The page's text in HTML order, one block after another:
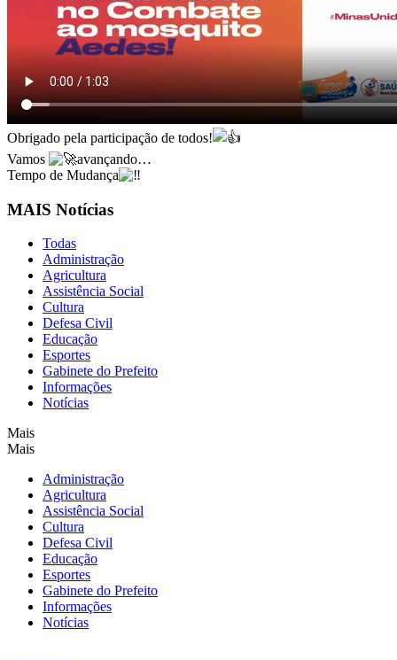
Obrigado pela participação de todos!
Vamos
avançando…
Tempo de Mudança
MAIS Notícias
Todas
Administração
Agricultura
Assistência Social
Cultura
Defesa Civil
Educação
Esportes
Gabinete do Prefeito
Informações
Notícias
Mais
Mais
Administração
Agricultura
Assistência Social
Cultura
Defesa Civil
Educação
Esportes
Gabinete do Prefeito
Informações
Notícias